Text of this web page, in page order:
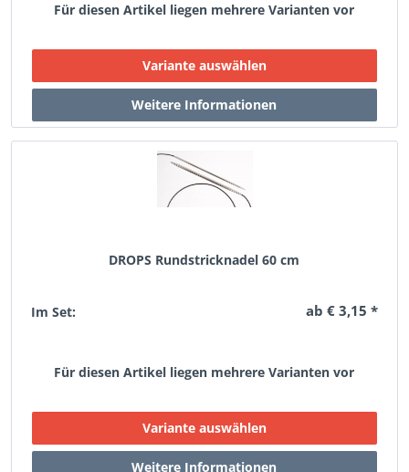
Für diesen Artikel liegen mehrere Varianten vor
DROPS Rundstricknadel 60 cm
Im Set: ab € 3,15 *
Für diesen Artikel liegen mehrere Varianten vor